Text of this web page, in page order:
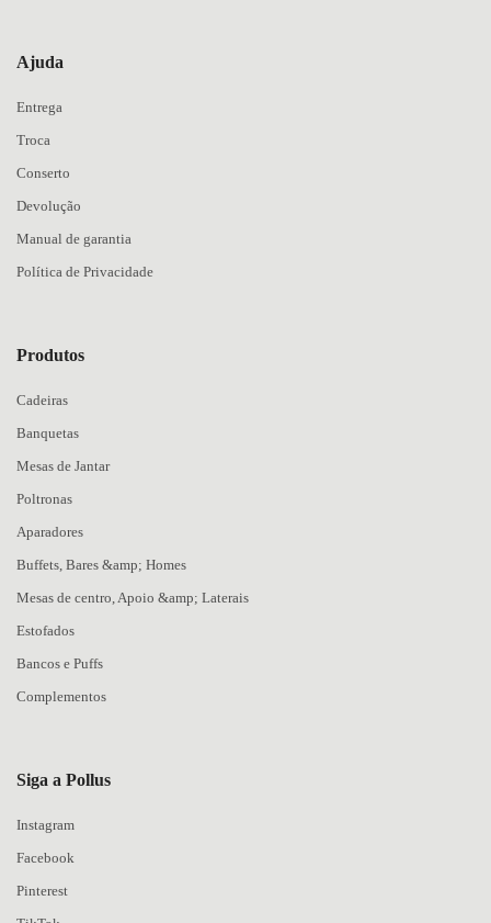
Ajuda
Entrega
Troca
Conserto
Devolução
Manual de garantia
Política de Privacidade
Produtos
Cadeiras
Banquetas
Mesas de Jantar
Poltronas
Aparadores
Buffets, Bares &amp; Homes
Mesas de centro, Apoio &amp; Laterais
Estofados
Bancos e Puffs
Complementos
Siga a Pollus
Instagram
Facebook
Pinterest